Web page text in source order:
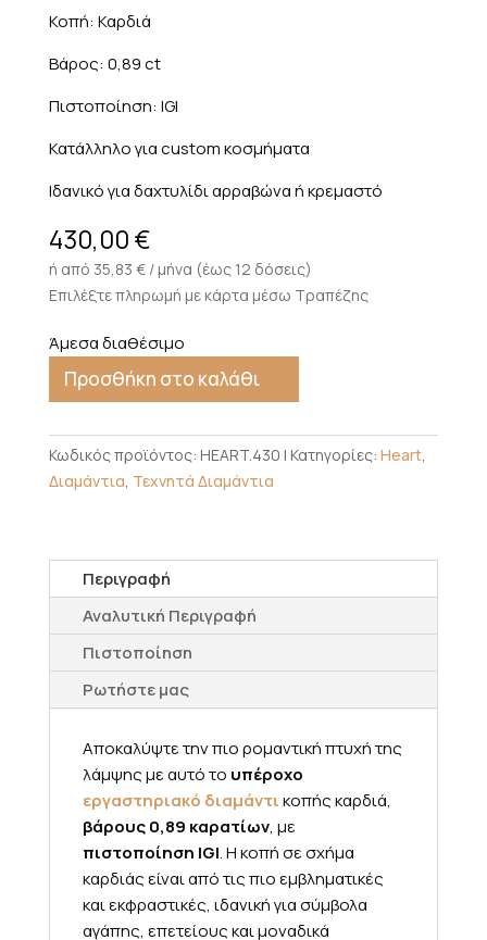
Κοπή: Καρδιά
Βάρος: 0,89 ct
Πιστοποίηση: IGI
Κατάλληλο για custom κοσμήματα
Ιδανικό για δαχτυλίδι αρραβώνα ή κρεμαστό
430,00€
ή από 35,83 € / μήνα (έως 12 δόσεις)
Επιλέξτε πληρωμή με κάρτα μέσω Τραπέζης
Άμεσα διαθέσιμο
Προσθήκη στο καλάθι
Κωδικός προϊόντος: HEART.430 Κατηγορίες: Heart,
Διαμάντια, Τεχνητά Διαμάντια
Περιγραφή
Αναλυτική Περιγραφή
Πιστοποίηση
Ρωτήστε μας
Αποκαλύψτε την πιο ρομαντική πτυχή της
λάμψης με αυτό το υπέροχο
εργαστηριακό διαμάντικοπής καρδιά,
βάρους 0,89 καρατίων, με
πιστοποίηση IGI. Η κοπή σε σχήμα
καρδιάς είναι από τις πιο εμβληματικές
και εκφραστικές, ιδανική για σύμβολα
αγάπης, επετείους και μοναδικά